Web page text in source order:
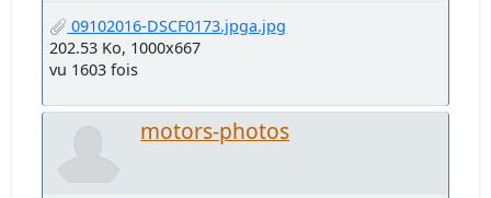
09102016-DSCF0173.jpga.jpg
202.53 Ko, 1000x667
vu 1603 fois
motors-photos